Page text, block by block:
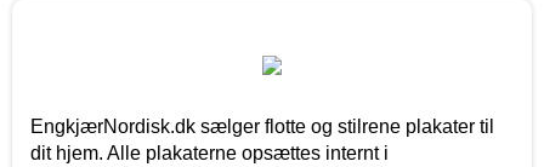
EngkjærNordisk.dk sælger flotte og stilrene plakater til
dit hjem. Alle plakaterne opsættes internt i